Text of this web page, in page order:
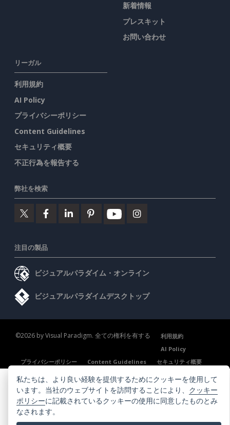
新着情報
プレスキット
お問い合わせ
リーガル
利用規約
AI Policy
プライバシーポリシー
Content Guidelines
セキュリティ概要
不正行為を報告する
弊社を検索
注目の製品
ビジュアルパラダイム・オンライン
ビジュアルパラダイムデスクトップ
©2026 by Visual Paradigm. 全ての権利を有する
利用規約
AI Policy
プライバシーポリシー
Content Guidelines セキュリティ概要
私たちは、より良い経験を提供するためにクッキーを使用して
います。当社のウェブサイトを訪問することにより、 クッキー
ポリシーに記載されているクッキーの使用に同意したものとみ
なされます。